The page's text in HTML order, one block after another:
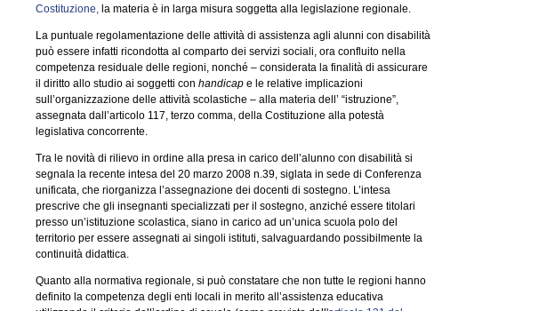
Costituzione, la materia è in larga misura soggetta alla legislazione regionale.
La puntuale regolamentazione delle attività di assistenza agli alunni con disabilità
può essere infatti ricondotta al comparto dei servizi sociali, ora confluito nella
competenza residuale delle regioni, nonché – considerata la finalità di assicurare
il diritto allo studio ai soggetti con handicap e le relative implicazioni
sull’organizzazione delle attività scolastiche – alla materia dell’ “istruzione”,
assegnata dall’articolo 117, terzo comma, della Costituzione alla potestà
legislativa concorrente.
Tra le novità di rilievo in ordine alla presa in carico dell’alunno con disabilità si
segnala la recente intesa del 20 marzo 2008 n.39, siglata in sede di Conferenza
unificata, che riorganizza l’assegnazione dei docenti di sostegno. L’intesa
prescrive che gli insegnanti specializzati per il sostegno, anziché essere titolari
presso un’istituzione scolastica, siano in carico ad un’unica scuola polo del
territorio per essere assegnati ai singoli istituti, salvaguardando possibilmente la
continuità didattica.
Quanto alla normativa regionale, si può constatare che non tutte le regioni hanno
definito la competenza degli enti locali in merito all’assistenza educativa